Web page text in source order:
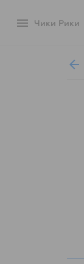
menu Чики Рики
arrow_back